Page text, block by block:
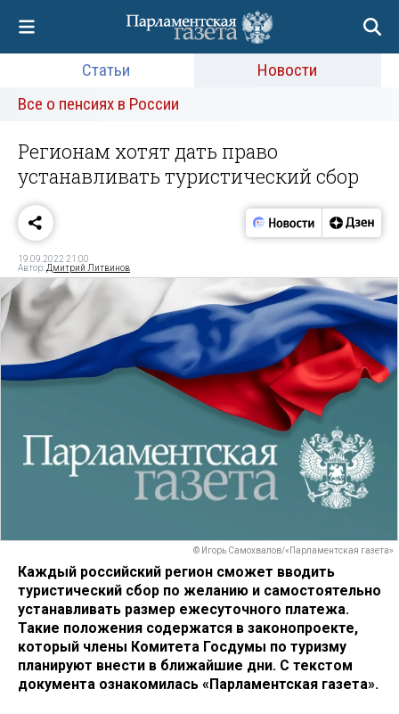
Статьи
Новости
Все о пенсиях в России
Регионам хотят дать право
устанавливать туристический сбор
19.09.2022 21:00
Автор: Дмитрий Литвинов
© Игорь Самохвалов/«Парламентская газета»
Каждый российский регион сможет вводить
туристический сбор по желанию и самостоятельно
устанавливать размер ежесуточного платежа.
Такие положения содержатся в законопроекте,
который члены Комитета Госдумы по туризму
планируют внести в ближайшие дни. С текстом
документа ознакомилась «Парламентская газета».